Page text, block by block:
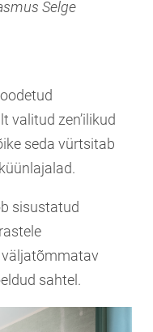
Selge
valitud zen’ilikud
seda vürtsitab
sisustatud
väljatõmmatav
sahtel.